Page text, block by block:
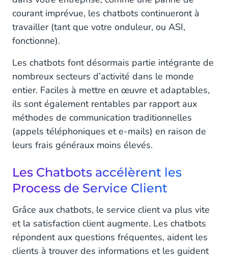
courant imprévue, les chatbots continueront à
travailler (tant que votre onduleur, ou ASI,
fonctionne).
Les chatbots font désormais partie intégrante de
nombreux secteurs d’activité dans le monde
entier. Faciles à mettre en œuvre et adaptables,
ils sont également rentables par rapport aux
méthodes de communication traditionnelles
(appels téléphoniques et e-mails) en raison de
leurs frais généraux moins élevés.
Les Chatbots accélèrent les
Process de Service Client
Grâce aux chatbots, le service client va plus vite
et la satisfaction client augmente. Les chatbots
répondent aux questions fréquentes, aident les
clients à trouver des informations et les guident